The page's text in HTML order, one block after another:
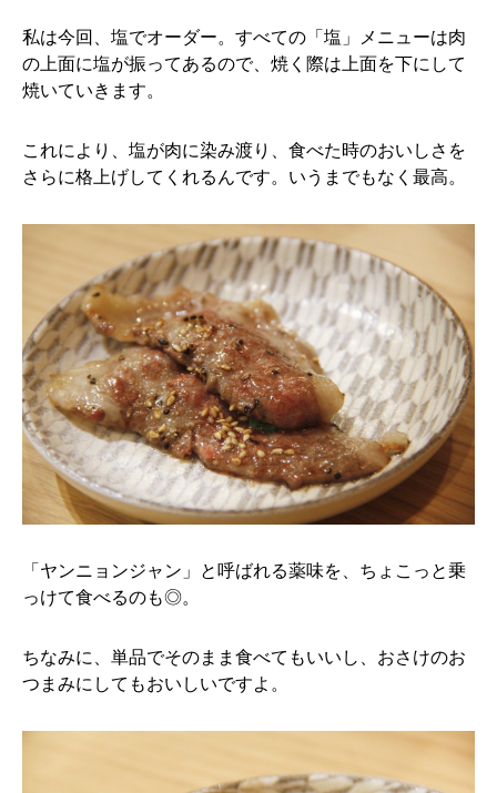
私は今回、塩でオーダー。すべての「塩」メニューは肉
の上面に塩が振ってあるので、焼く際は上面を下にして
焼いていきます。
これにより、塩が肉に染み渡り、食べた時のおいしさを
さらに格上げしてくれるんです。いうまでもなく最高。
「ヤンニョンジャン」と呼ばれる薬味を、ちょこっと乗
っけて食べるのも◎。
ちなみに、単品でそのまま食べてもいいし、おさけのお
つまみにしてもおいしいですよ。